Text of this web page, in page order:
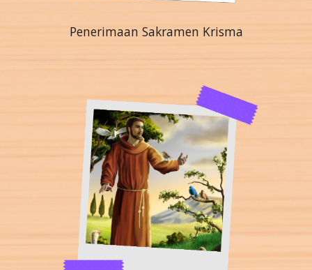
Penerimaan Sakramen Krisma